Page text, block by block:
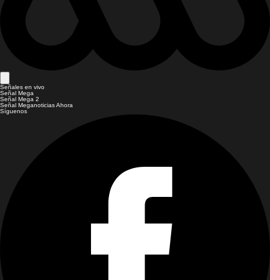
Señales en vivo
Señal Mega
Señal Mega 2
Señal Meganoticias Ahora
Síguenos